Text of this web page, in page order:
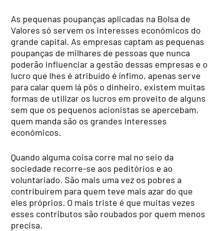
As pequenas poupanças aplicadas na Bolsa de
Valores só servem os interesses económicos do
grande capital. As empresas captam as pequenas
poupanças de milhares de pessoas que nunca
poderão influenciar a gestão dessas empresas e o
lucro que lhes é atribuído é ínfimo, apenas serve
para calar quem lá pôs o dinheiro, existem muitas
formas de utilizar os lucros em proveito de alguns
sem que os pequenos acionistas se apercebam,
quem manda são os grandes interesses
económicos.
Quando alguma coisa corre mal no seio da
sociedade recorre-se aos peditórios e ao
voluntariado. São mais uma vez os pobres a
contribuírem para quem teve mais azar do que
eles próprios. O mais triste é que muitas vezes
esses contributos são roubados por quem menos
precisa.